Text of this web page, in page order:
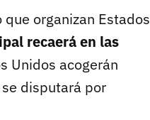
organizan Estados
recaerá en las
Unidos acogerán
disputará por